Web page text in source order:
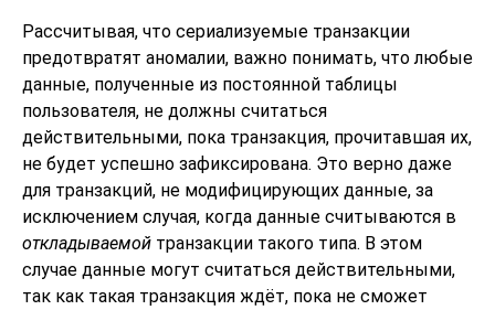
Рассчитывая, что сериализуемые транзакции
предотвратят аномалии, важно понимать, что любые
данные, полученные из постоянной таблицы
пользователя, не должны считаться
действительными, пока транзакция, прочитавшая их,
не будет успешно зафиксирована. Это верно даже
для транзакций, не модифицирующих данные, за
исключением случая, когда данные считываются в
откладываемой транзакции такого типа. В этом
случае данные могут считаться действительными,
так как такая транзакция ждёт, пока не сможет